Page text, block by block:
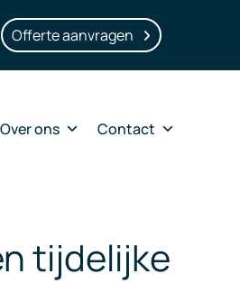
Offerte aanvragen
Over ons Contact
tijdelijke